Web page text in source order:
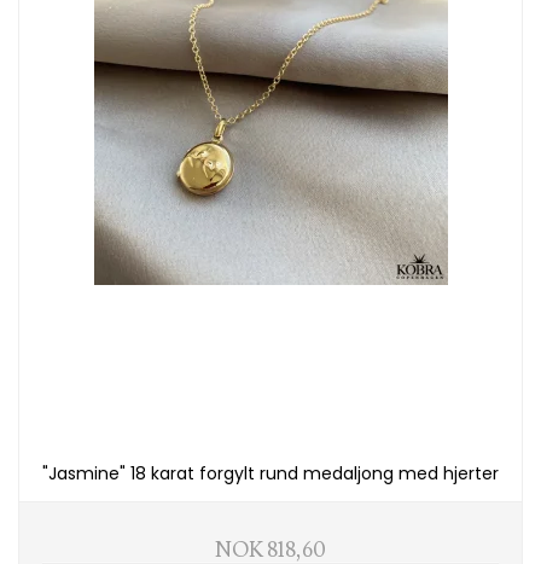
"Jasmine" 18 karat forgylt rund medaljong med hjerter
NOK 818,60